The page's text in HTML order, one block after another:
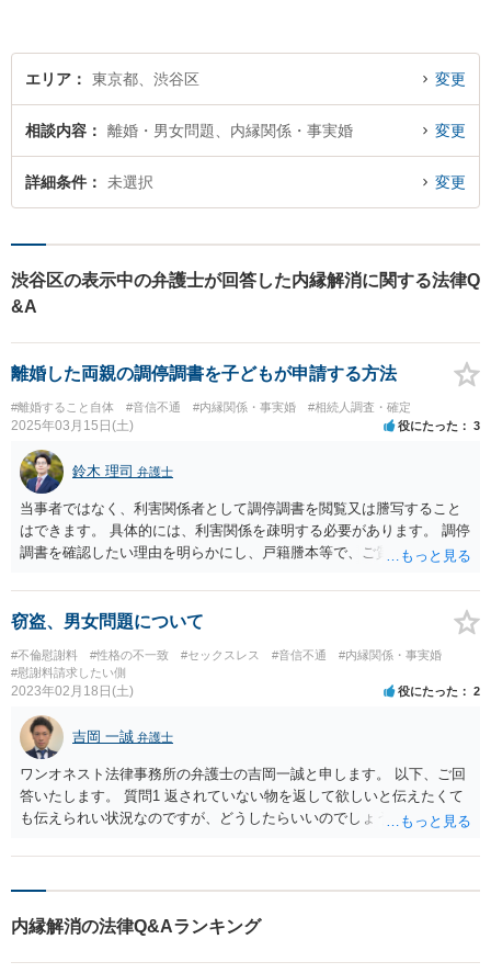
エリア 東京都、渋谷区 変更
相談内容 離婚・男女問題、内縁関係・事実婚 変更
詳細条件 未選択 変更
渋谷区の表示中の弁護士が回答した内縁解消に関する法律Q
&A
離婚した両親の調停調書を子どもが申請する方法
#離婚すること自体 #音信不通 #内縁関係・事実婚 #相続人調査・確定
2025年03月15日(土) 役にたった 3
鈴木 理司 弁護士
当事者ではなく、利害関係者として調停調書を閲覧又は謄写すること
はできます。 具体的には、利害関係を疎明する必要があります。 調停
調書を確認したい理由を明らかにし、戸籍謄本等で、ご質問者様とご
からない場合、事件特定のため多少時間は掛かりますが、調停調書の
閲覧や謄写はできるでしょう。
窃盗、男女問題について
#不倫慰謝料 #性格の不一致 #セックスレス #音信不通
#内縁関係・事実婚
#慰謝料請求したい側
2023年02月18日(土) 役にたった 2
吉岡 一誠 弁護士
ワンオネスト法律事務所の弁護士の吉岡一誠と申します。 以下、ご回
答いたします。 質問1 返されていない物を返して欲しいと伝えたくて
も伝えられい状況なのですが、どうしたらいいのでしょうか？ →スト
正攻法で物の返還請求の裁判を起こすとか、弁護士に依頼をして弁護
頼内容は分かりかねますが、考えられるのは、婚約破棄に関する慰謝
内縁解消の法律Q&Aランキング